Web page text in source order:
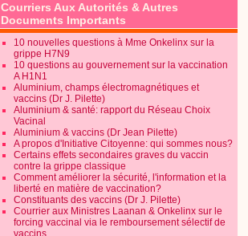
Courriers Aux Autorités & Autres
Documents Importants
10 nouvelles questions à Mme Onkelinx sur la
grippe H7N9
10 questions au gouvernement sur la vaccination
A H1N1
Aluminium, champs électromagnétiques et
vaccins (Dr J. Pilette)
Aluminium & santé: rapport du Réseau Choix
Vacinal
Aluminium & vaccins (Dr Jean Pilette)
A propos d'Initiative Citoyenne: qui sommes nous?
Certains effets secondaires graves du vaccin
contre la grippe classique
Comment améliorer la sécurité, l'information et la
liberté en matière de vaccination?
Constituants des vaccins (Dr J. Pilette)
Courrier aux Ministres Laanan & Onkelinx sur le
forcing vaccinal via le remboursement sélectif de
vaccins